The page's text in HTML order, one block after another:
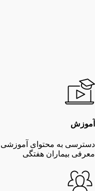
آموزش
دسترسی به محتوای آموزشی
معرفی بیماران هفتگی